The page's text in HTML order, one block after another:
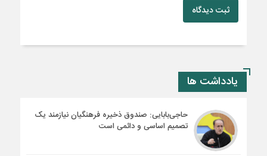
ثبت دیدگاه
یادداشت ها
حاجی‌بابایی: صندوق ذخیره فرهنگیان نیازمند یک
تصمیم اساسی و دائمی است